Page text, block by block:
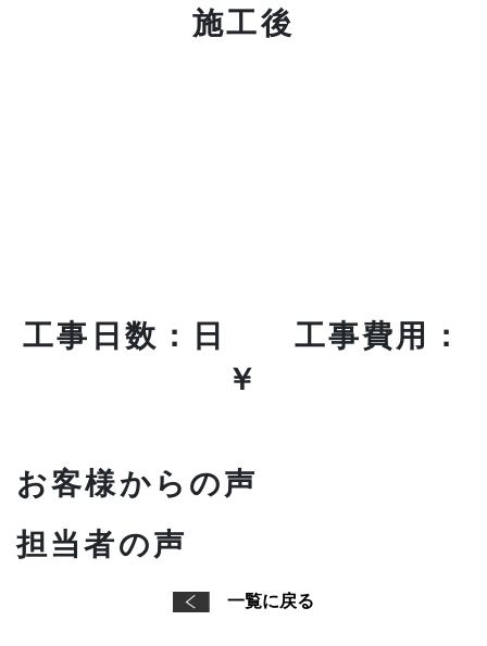
施工後
工事日数：日 工事費用：
￥
お客様からの声
担当者の声
一覧に戻る